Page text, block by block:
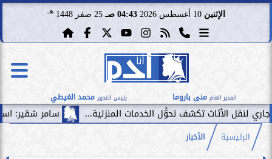
الإثنين 10 أغسطس 2026 04:43 صـ 25 صفر 1448 هـ
المدير العام منى باروما رئيس التحرير محمد الغيطي
سامر شقير: استثمار
الرئيسية الأخبار